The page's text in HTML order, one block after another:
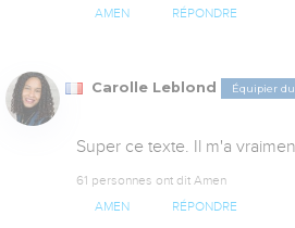
AMEN RÉPONDRE
Carolle Leblond Équipier du
Super ce texte. Il m'a
61 personnes ont dit Amen
AMEN RÉPONDRE